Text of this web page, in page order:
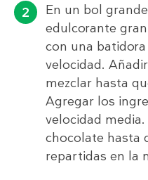
En un bol
edulcorante
con una
velocidad.
mezclar hasta
Agregar los
velocidad
chocolate hasta
repartidas en la